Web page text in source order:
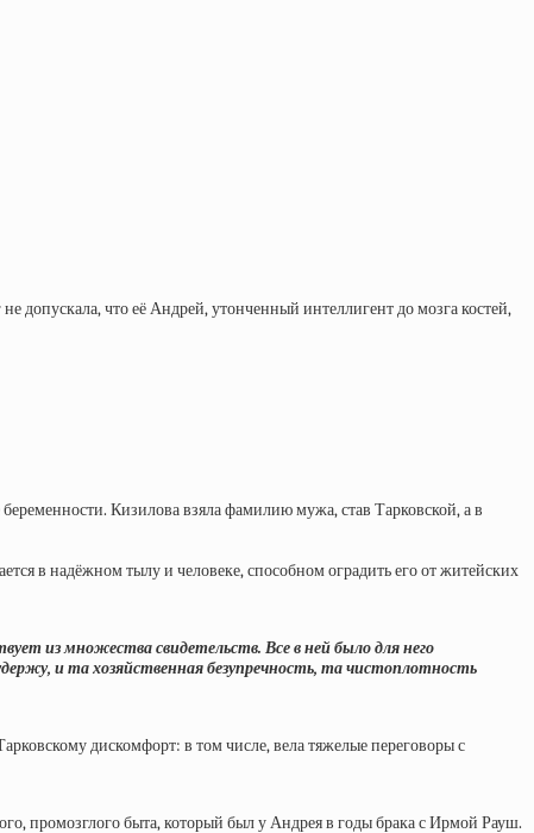
допускала, что её Андрей, утонченный интеллигент до мозга костей,
Кизилова взяла фамилию мужа, став Тарковской, а в
в надёжном тылу и человеке, способном оградить его от житейских
из множества свидетельств. Все в ней было для него
и та хозяйственная безупречность, та чистоплотность
дискомфорт: в том числе, вела тяжелые переговоры с
промозглого быта, который был у Андрея в годы брака с Ирмой Рауш.